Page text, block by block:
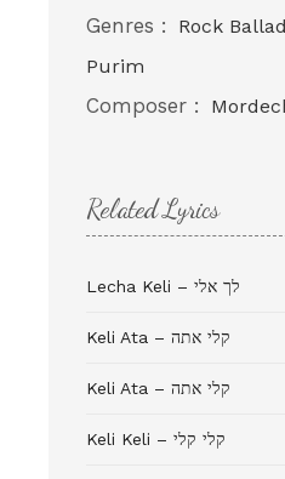
Genres :
Rock
Purim
Composer :
Related Lyrics
Lecha Keli – לך אלי
Keli Ata – קלי אתה
Keli Ata – קלי אתה
Keli Keli – קלי קלי